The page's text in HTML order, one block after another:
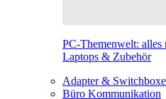
PC-Themenwelt: alles
Laptops & Zubehör
Adapter &
Büro Kommunikation